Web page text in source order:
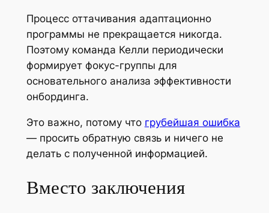
Процесс оттачивания адаптационно
программы не прекращается никогда.
Поэтому команда Келли периодически
формирует фокус-группы для
основательного анализа эффективности
онбординга.
Это важно, потому что грубейшая ошибка
— просить обратную связь и ничего не
делать с полученной информацией.
Вместо заключения